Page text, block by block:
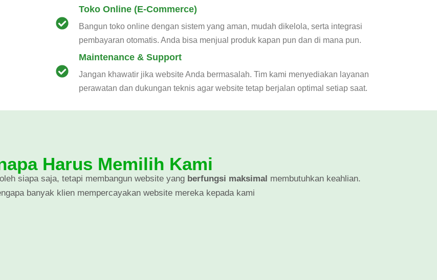
Toko Online (E-Commerce)
Bangun toko online dengan sistem yang aman, mudah dikelola, serta integrasi
pembayaran otomatis. Anda bisa menjual produk kapan pun dan di mana pun.
Maintenance & Support
Jangan khawatir jika website Anda bermasalah. Tim kami menyediakan layanan
perawatan dan dukungan teknis agar website tetap berjalan optimal setiap saat.
Harus Memilih Kami
siapa saja, tetapi membangun website yang berfungsi maksimal membutuhkan keahlian.
banyak klien mempercayakan website mereka kepada kami